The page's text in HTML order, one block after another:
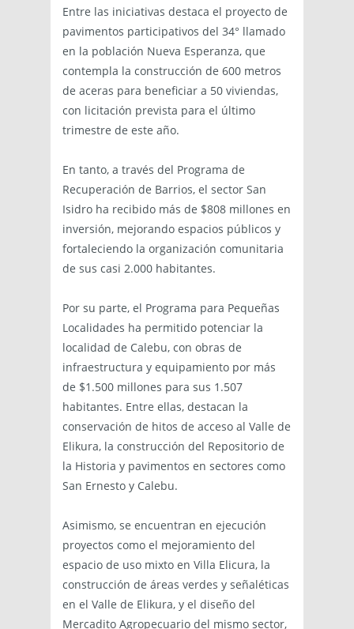
Entre las iniciativas destaca el proyecto de
pavimentos participativos del 34° llamado
en la población Nueva Esperanza, que
contempla la construcción de 600 metros
de aceras para beneficiar a 50 viviendas,
con licitación prevista para el último
trimestre de este año.
En tanto, a través del Programa de
Recuperación de Barrios, el sector San
Isidro ha recibido más de $808 millones en
inversión, mejorando espacios públicos y
fortaleciendo la organización comunitaria
de sus casi 2.000 habitantes.
Por su parte, el Programa para Pequeñas
Localidades ha permitido potenciar la
localidad de Calebu, con obras de
infraestructura y equipamiento por más
de $1.500 millones para sus 1.507
habitantes. Entre ellas, destacan la
conservación de hitos de acceso al Valle de
Elikura, la construcción del Repositorio de
la Historia y pavimentos en sectores como
San Ernesto y Calebu.
Asimismo, se encuentran en ejecución
proyectos como el mejoramiento del
espacio de uso mixto en Villa Elicura, la
construcción de áreas verdes y señaléticas
en el Valle de Elikura, y el diseño del
Mercadito Agropecuario del mismo sector,